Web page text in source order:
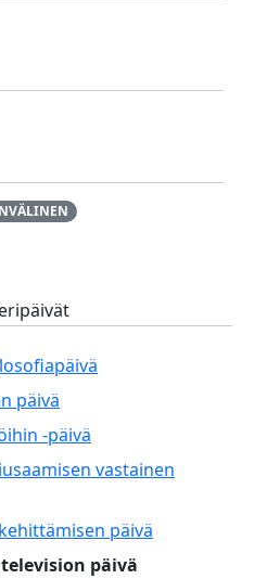
päivä
-päivä
vastainen
päivä
päivä